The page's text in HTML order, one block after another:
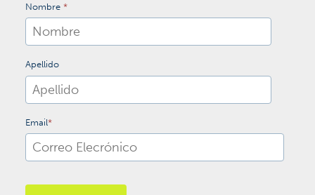
Nombre *
Apellido
Email*